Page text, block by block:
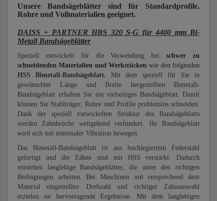
Unsere Bandsägeblätter sind für Standardprofile,
Rohre und Vollmaterialien geeignet.
DAISS + PARTNER HBS 320 S-G für 4400 mm Bi-
Metall Bandsägeblätter
Speziell entwickelt für die Verwendung beischwer zu
schneidenden Materialien und Werkstücken wie den folgenden
HSS Bimetall-Bandsägeblatt. Mit dem speziell für Sie in
gewünschter Länge und Breite hergestellten Bimetall-
Bandsägeblatt erhalten Sie ein vielseitiges Bandsägeblatt. Damit
können Sie Stahlträger, Rohre und Profile problemlos schneiden.
Dank der speziell entwickelten Struktur des Bandsägeblatts
werden Zahnbrüche weitgehend verhindert. Ihr Bandsägeblatt
wird sich mit minimaler Vibration bewegen.
Das Bimetall-Bandsägeblatt ist aus hochlegiertem Federstahl
gefertigt und die Zähne sind mit HSS verstärkt. Dadurch
entstehen langlebige Bandsägeblätter, die unter den richtigen
Bedingungen arbeiten. Bei Maschinen mit entsprechend dem
Material eingestellter Drehzahl und richtiger Zahnauswahl
erzielen sie hervorragende Ergebnisse. Mit dem langlebigen